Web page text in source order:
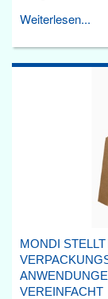
Weiterlesen...
MONDI
VEREINFACHT